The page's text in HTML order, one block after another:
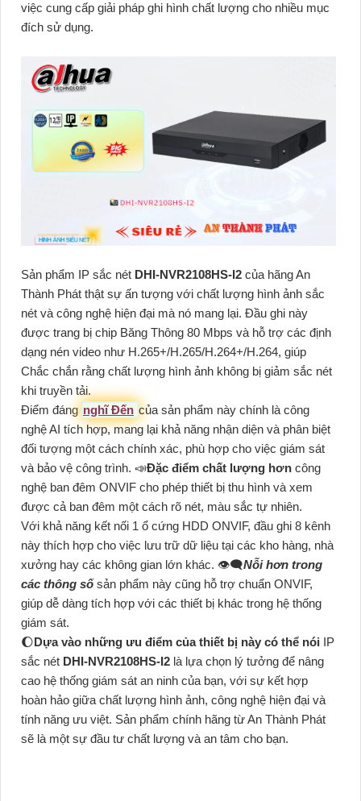
việc cung cấp giải pháp ghi hình chất lượng cho nhiều mục
đích sử dụng.
Sản phẩm IP sắc nét DHI-NVR2108HS-I2 của hãng An
Thành Phát thật sự ấn tượng với chất lượng hình ảnh sắc
nét và công nghệ hiện đại mà nó mang lại. Đầu ghi này
được trang bị chip Băng Thông 80 Mbps và hỗ trợ các định
dạng nén video như H.265+/H.265/H.264+/H.264, giúp
Chắc chắn rằng chất lượng hình ảnh không bị giảm sắc nét
khi truyền tải.
Điểm đáng nghĩ Đến của sản phẩm này chính là công
nghệ AI tích hợp, mang lại khả năng nhận diện và phân biệt
đối tượng một cách chính xác, phù hợp cho việc giám sát
và bảo vệ công trình. 📣Đặc điểm chất lượng hơn công
nghệ ban đêm ONVIF cho phép thiết bị thu hình và xem
được cả ban đêm một cách rõ nét, màu sắc tự nhiên.
Với khả năng kết nối 1 ổ cứng HDD ONVIF, đầu ghi 8 kênh
này thích hợp cho việc lưu trữ dữ liệu tại các kho hàng, nhà
xưởng hay các không gian lớn khác. 👁️‍🗨Nỗi hơn trong
các thông sốsản phẩm này cũng hỗ trợ chuẩn ONVIF,
giúp dễ dàng tích hợp với các thiết bị khác trong hệ thống
giám sát.
🌔Dựa vào những ưu điểm của thiết bị này có thể nói IP
sắc nét DHI-NVR2108HS-I2 là lựa chọn lý tưởng để nâng
cao hệ thống giám sát an ninh của bạn, với sự kết hợp
hoàn hảo giữa chất lượng hình ảnh, công nghệ hiện đại và
tính năng ưu việt. Sản phẩm chính hãng từ An Thành Phát
sẽ là một sự đầu tư chất lượng và an tâm cho bạn.